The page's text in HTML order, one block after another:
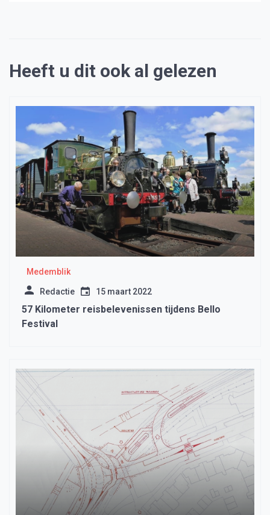
Heeft u dit ook al gelezen
Medemblik
Redactie 15 maart 2022
57 Kilometer reisbelevenissen tijdens Bello
Festival